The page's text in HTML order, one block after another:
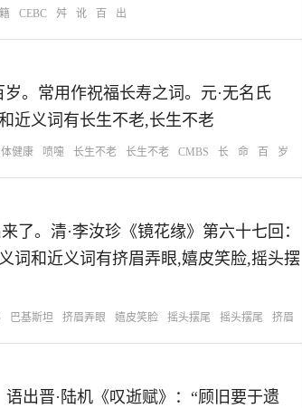
CEBC 舛 讹 百 出
。常用作祝福长寿之词。元·无名氏
近义词有长生不老,长生不老
健康 喷嚏 长生不老 长生不老 CMBS 长 命 百 岁
了。清·李汝珍《镜花缘》第六十七回：
词和近义词有挤眉弄眼,嬉皮笑脸,摇头摆
巴基斯坦 挤眉弄眼 嬉皮笑脸 摇头摆尾 摇头摆尾
挤眉
出晋·陆机《叹逝赋》：“顾旧要于遗